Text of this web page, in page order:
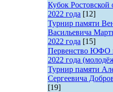
Кубок Ростовской
2022 года [12]
Турнир памяти
Васильевича
2022 года [15]
Первенство
2022 года
Турнир памяти
Сергеевича
[19]